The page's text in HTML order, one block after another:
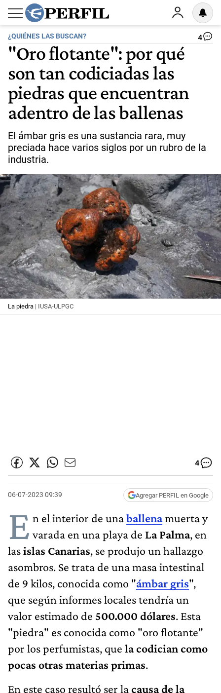
¿QUIÉNES LAS BUSCAN? 4
"Oro flotante": por qué
son tan codiciadas las
piedras que encuentran
adentro de las ballenas
El ámbar gris es una sustancia rara, muy
preciada hace varios siglos por un rubro de la
industria.
La piedra | IUSA-ULPGC
4
06-07-2023 09:39 Agregar PERFIL en Google
E n el interior de unaballenamuerta y
varada en una playa de La Palma, en
lasislas Canarias, se produjo un hallazgo
asombros. Se trata de una masa intestinal
de 9 kilos, conocida como "ámbar gris",
que según informes locales tendría un
valor estimado de 500.000 dólares. Esta
"piedra" es conocida como "oro flotante"
por los perfumistas, que la codician como
pocas otras materias primas.
En este caso resultó ser lacausa de la